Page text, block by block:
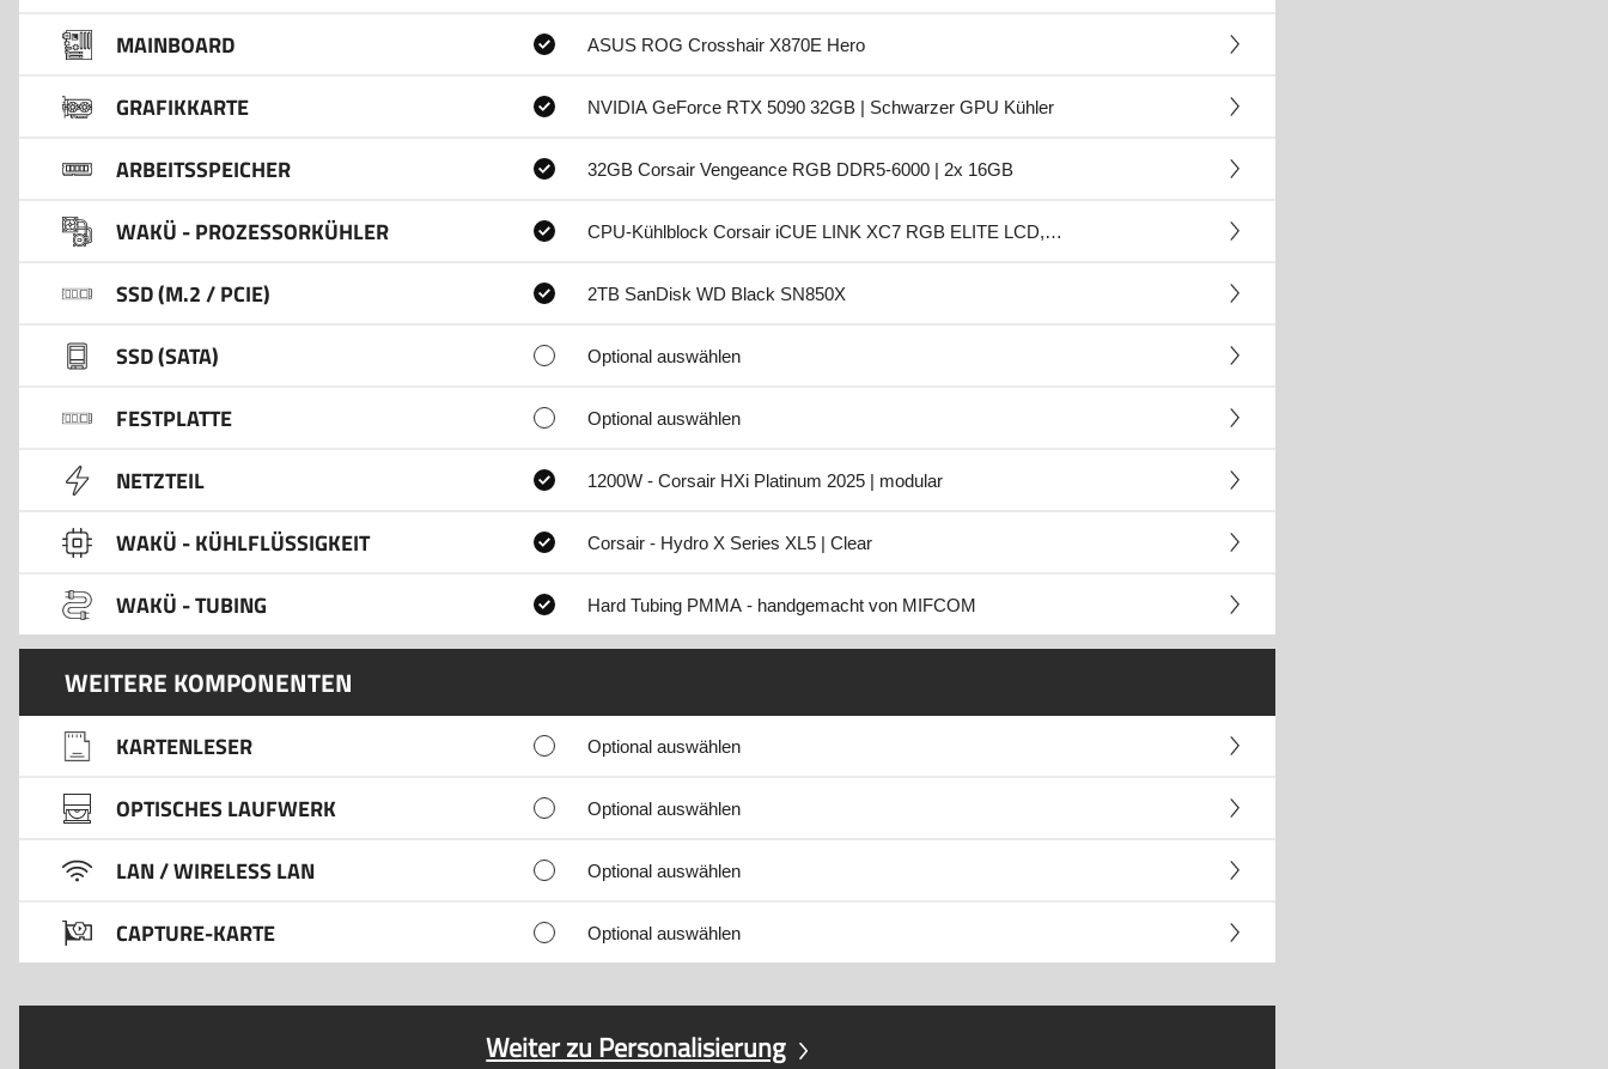
MAINBOARD ASUS ROG Crosshair X870E Hero
GRAFIKKARTE NVIDIA GeForce RTX 5090 32GB | Schwarzer GPU Kühler
ARBEITSSPEICHER 32GB Corsair Vengeance RGB DDR5-6000 | 2x 16GB
WAKÜ - PROZESSORKÜHLER CPU-Kühlblock Corsair iCUE LINK XC7 RGB ELITE LCD, schwarz
SSD (M.2 / PCIE) 2TB SanDisk WD Black SN850X
SSD (SATA) Optional auswählen
FESTPLATTE Optional auswählen
NETZTEIL 1200W - Corsair HXi Platinum 2025 | modular
WAKÜ - KÜHLFLÜSSIGKEIT Corsair - Hydro X Series XL5 | Clear
WAKÜ - TUBING Hard Tubing PMMA - handgemacht von MIFCOM
WEITERE KOMPONENTEN
KARTENLESER Optional auswählen
OPTISCHES LAUFWERK Optional auswählen
LAN / WIRELESS LAN Optional auswählen
CAPTURE-KARTE Optional auswählen
Weiter zu Personalisierung